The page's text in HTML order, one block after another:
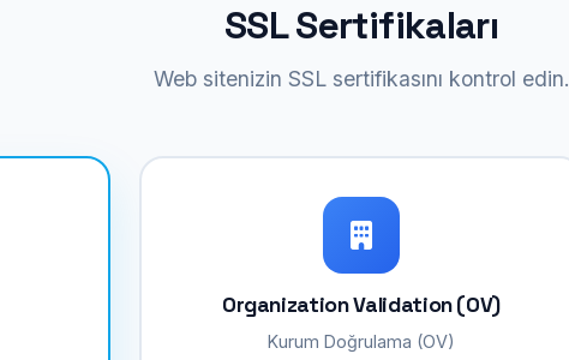
SSL Sertifikaları
Web sitenizin SSL sertifikasını kontrol edin.
Organization Validation (OV)
Kurum Doğrulama (OV)